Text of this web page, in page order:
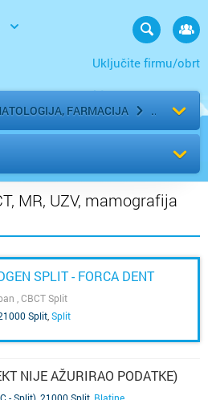
Uključite firmu/obrt
FARMACIJA
MR, UZV, mamografija
SPLIT - FORCA DENT
, CBCT Split
Split Split
NIJE AŽURIRAO PODATKE)